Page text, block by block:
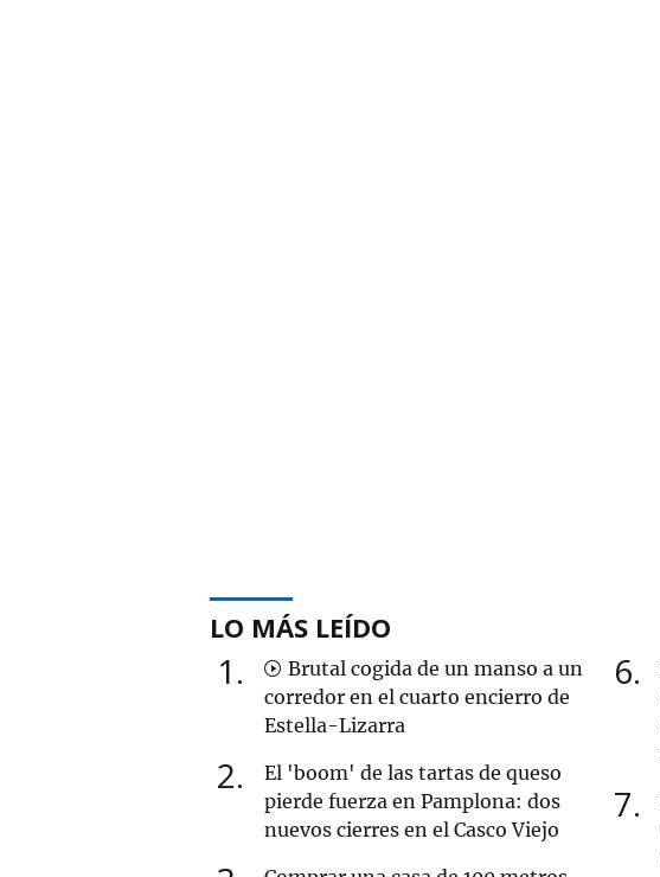
LO MÁS LEÍDO
1
Brutal cogida de un manso a un
corredor en el cuarto encierro de
Estella-Lizarra
2
El 'boom' de las tartas de queso
pierde fuerza en Pamplona: dos
nuevos cierres en el Casco Viejo
6
7